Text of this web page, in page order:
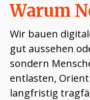
Warum
Wir bauen
gut aussehen
sondern
entlasten,
langfristig